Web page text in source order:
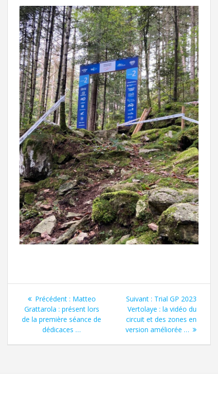
Précédent : Matteo
Grattarola : présent lors
de la première séance de
dédicaces …
Suivant : Trial GP 2023
Vertolaye : la vidéo du
circuit et des zones en
version améliorée …